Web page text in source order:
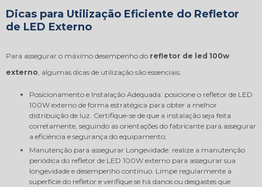
Dicas para Utilização Eficiente do Refletor
de LED Externo
Para assegurar o máximo desempenho do refletor de led 100w
externo, algumas dicas de utilização são essenciais.
Posicionamento e Instalação Adequada: posicione o refletor de LED
100W externo de forma estratégica para obter a melhor
distribuição de luz. Certifique-se de que a instalação seja feita
corretamente, seguindo as orientações do fabricante para assegurar
a eficiência e segurança do equipamento;
Manutenção para assegurar Longevidade: realize a manutenção
periódica do refletor de LED 100W externo para assegurar sua
longevidade e desempenho contínuo. Limpe regularmente a
superfície do refletor e verifique se há danos ou desgastes que